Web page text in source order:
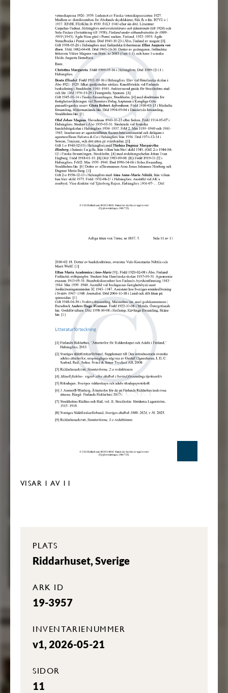
VISAR 1 AV 11
PLATS
Riddarhuset, Sverige
ARK ID
19-3957
INVENTARIENUMMER
v1, 2026-05-21
SIDOR
11